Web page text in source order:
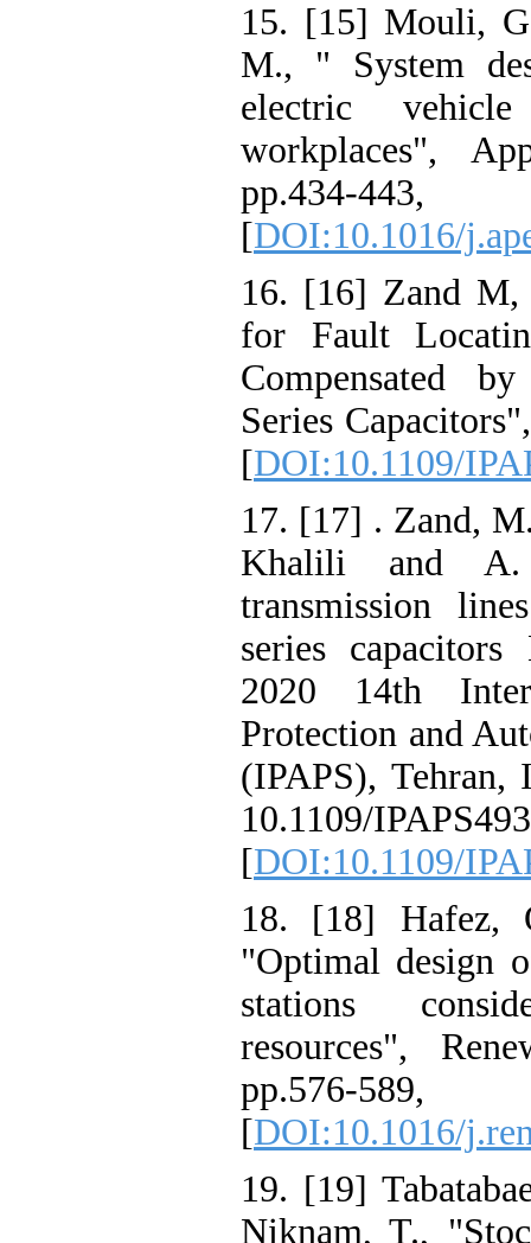
15. [15]
M., "
electric
[DOI:10.1016/
16. [16]
for Fault
Series
[DOI:10.1109/
17. [17] .
Khalili and
transmission
series
2020 14th
Protection and
(IPAPS),
10.1109/
[DOI:10.1109/
18. [18]
"Optimal
stations
resources",
[DOI:10.1016/
19. [19]
Niknam, T.,